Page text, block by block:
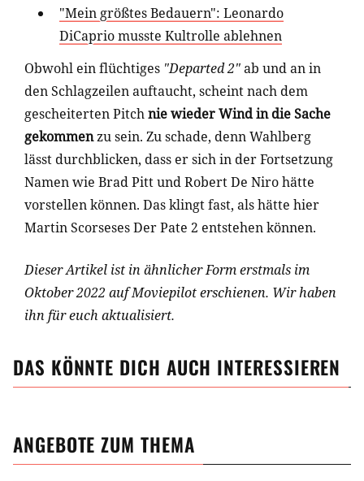
"Mein größtes Bedauern": Leonardo
DiCaprio musste Kultrolle ablehnen
Obwohl ein flüchtiges "Departed 2"ab und an in
den Schlagzeilen auftaucht, scheint nach dem
gescheiterten Pitchnie wieder Wind in die Sache
gekommenzu sein. Zu schade, denn Wahlberg
lässt durchblicken, dass er sich in der Fortsetzung
Namen wie Brad Pitt und Robert De Niro hätte
vorstellen können. Das klingt fast, als hätte hier
Martin Scorseses Der Pate 2 entstehen können.
Dieser Artikel ist in ähnlicher Form erstmals im
Oktober 2022 auf Moviepilot erschienen. Wir haben
ihn für euch aktualisiert.
DAS KÖNNTE DICH AUCH INTERESSIEREN
ANGEBOTE ZUM THEMA